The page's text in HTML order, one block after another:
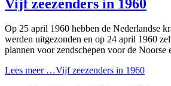
Vijf zeezenders in 1960
Op 25 april 1960 hebben de Nederlandse
werden uitgezonden en op 24 april 1960
plannen voor zendschepen voor de
Lees meer …Vijf zeezenders in 1960